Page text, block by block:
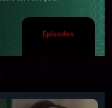
Episodes